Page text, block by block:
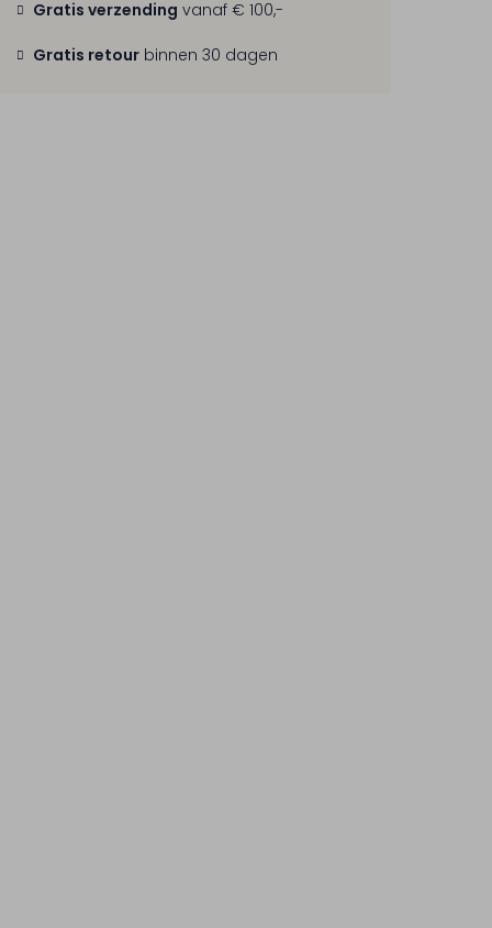
Gratis verzending vanaf € 100,-
Gratis retour binnen 30 dagen